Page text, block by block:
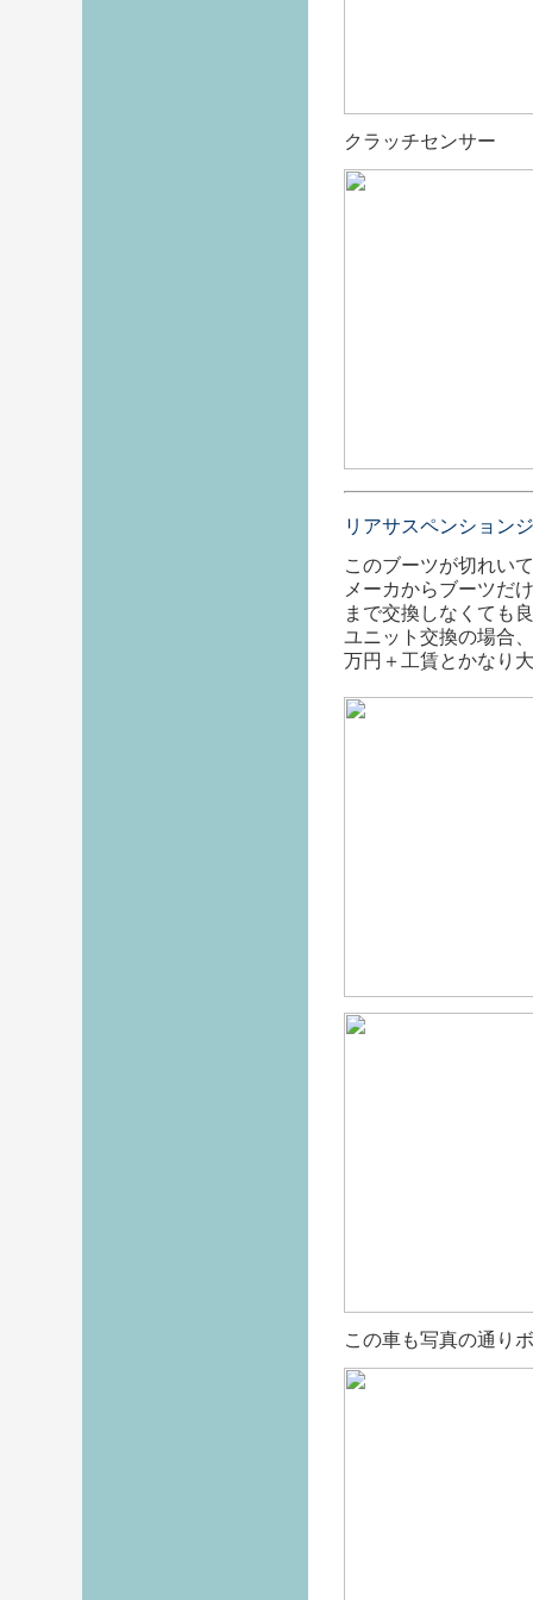
クラッチセンサー
リアサスペンション
このブーツが切れい
メーカからブーツだ
まで交換しなくても
ユニット交換の場合
万円＋工賃とかなり
この車も写真の通り